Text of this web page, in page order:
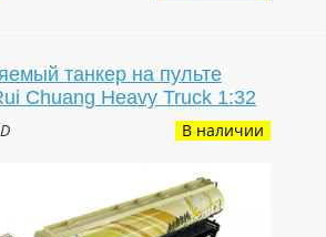
танкер на пульте
Chuang Heavy Truck 1:32
В наличии